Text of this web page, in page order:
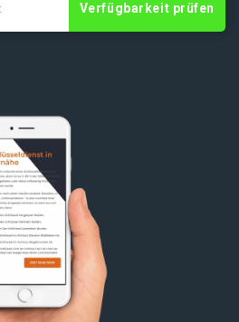
Verfügbarkeit prüfen